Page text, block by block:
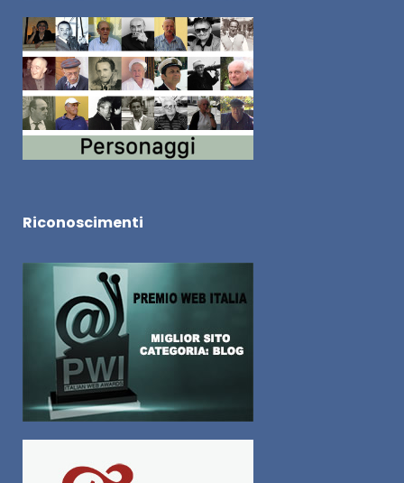
Riconoscimenti